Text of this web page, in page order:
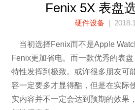
Fenix 5X 表盘
硬件设备 |
当初选择Fenix而不是Apple
Fenix更加省电。而一款优秀的表
特性发挥到极致。或许很多朋友可
容一定要多才显得酷，但是在实际
实内容并不一定会达到预期的效果